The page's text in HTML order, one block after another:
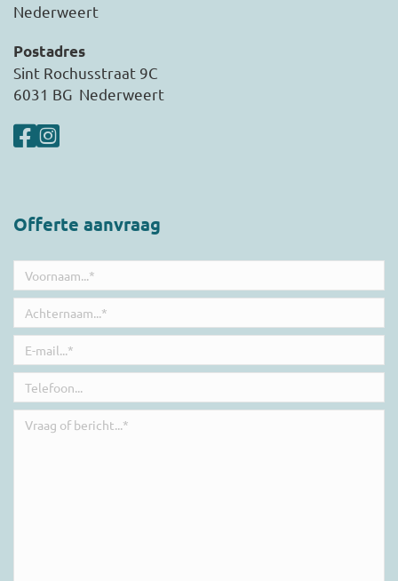
Nederweert
Postadres
Sint Rochusstraat 9C
6031 BG Nederweert
Offerte aanvraag